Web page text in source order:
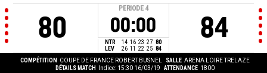
80
PERIODE 4
00:00
NTR 14 16 23 27 80
LEV
26 11 22 25 84
84
COMPÉTITION COUPE DE FRANCE ROBERT BUSNEL SALLE ARENA LOIRE TRELAZE
DÉTAILS MATCH
Indice: 15:30 16/03/19 ATTENDANCE 1800